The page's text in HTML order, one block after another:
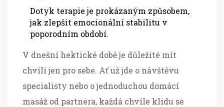
Dotyk terapie je prokázaným způsobem,
jak zlepšit emocionální stabilitu v
poporodním období.
V dnešní hektické době je důležité mít
chvíli jen pro sebe. Ať už jde o návštěvu
specialisty nebo o jednoduchou domácí
masáž od partnera, každá chvíle klidu se